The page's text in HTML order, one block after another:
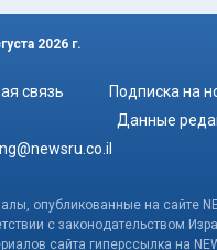
2026 г.
связь
Подписка на
Данные
опубликованные на сайте
с законодательством
сайта гиперссылка на